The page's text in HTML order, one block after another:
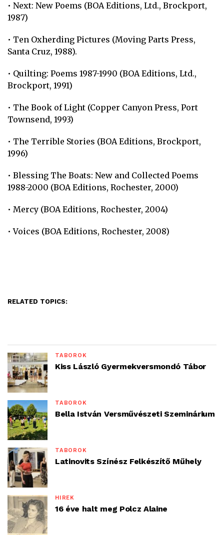
• Next: New Poems (BOA Editions, Ltd., Brockport,
1987)
• Ten Oxherding Pictures (Moving Parts Press,
Santa Cruz, 1988).
• Quilting: Poems 1987-1990 (BOA Editions, Ltd.,
Brockport, 1991)
• The Book of Light (Copper Canyon Press, Port
Townsend, 1993)
• The Terrible Stories (BOA Editions, Brockport,
1996)
• Blessing The Boats: New and Collected Poems
1988-2000 (BOA Editions, Rochester, 2000)
• Mercy (BOA Editions, Rochester, 2004)
• Voices (BOA Editions, Rochester, 2008)
RELATED TOPICS:
TÁBOROK
Kiss László Gyermekversmondó Tábor
TÁBOROK
Bella István Versművészeti Szeminárium
TÁBOROK
Latinovits Színész Felkészítő Műhely
HÍREK
16 éve halt meg Polcz Alaine